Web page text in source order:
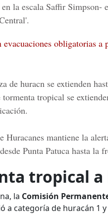
la escala Saffir Simpson-
obligatorias a
de huracn se extienden
tropical se
Huracanes mantiene la
Punta Patuca hasta la
tropical a
la Comisión
a categoría de huracán 1